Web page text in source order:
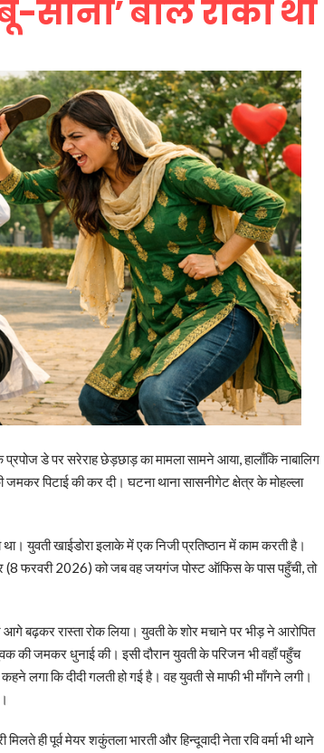
सोना’ बोल रोका था
डे पर सरेराह छेड़छाड़ का मामला सामने आया, हालाँकि नाबालिग
जमकर पिटाई की कर दी। घटना थाना सासनीगेट क्षेत्र के मोहल्ला
था। युवती खाईडोरा इलाके में एक निजी प्रतिष्ठान में काम करती है।
(8 फरवरी 2026) को जब वह जयगंज पोस्ट ऑफिस के पास पहुँची, तो
बढ़कर रास्ता रोक लिया। युवती के शोर मचाने पर भीड़ ने आरोपित
की जमकर धुनाई की। इसी दौरान युवती के परिजन भी वहाँ पहुँच
लगा कि दीदी गलती हो गई है। वह युवती से माफी भी माँगने लगी।
ही पूर्व मेयर शकुंतला भारती और हिन्दूवादी नेता रवि वर्मा भी थाने